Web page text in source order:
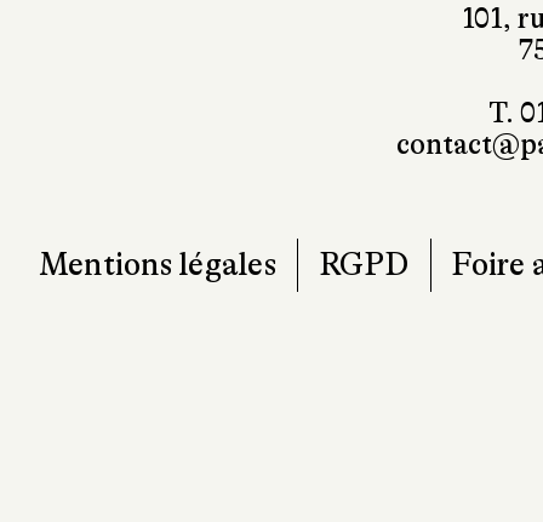
101,
T.
Mentions légales RGPD Foire